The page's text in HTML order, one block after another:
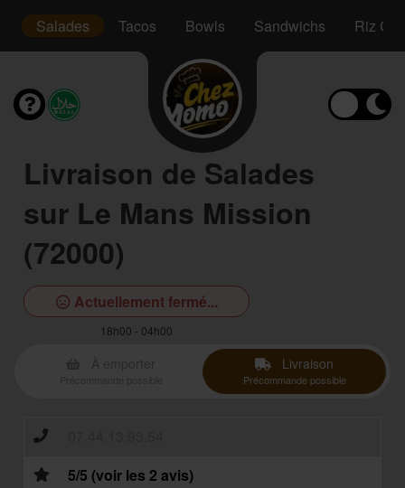
Salades Tacos Bowls Sandwichs Riz
Livraison de Salades
sur Le Mans Mission
(72000)
Actuellement fermé...
18h00 - 04h00
Livraison
Précommande possible
5/5 (voir les 2 avis)